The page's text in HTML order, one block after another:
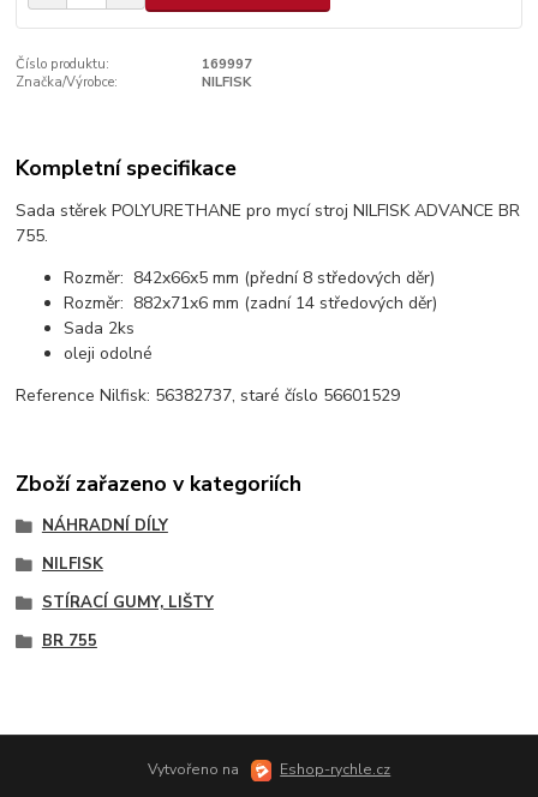
Číslo produktu:
169997
Značka/Výrobce:
NILFISK
Kompletní specifikace
Sada stěrek POLYURETHANE pro mycí stroj NILFISK ADVANCE BR
755.
Rozměr: 842x66x5 mm (přední 8 středových děr)
Rozměr: 882x71x6 mm (zadní 14 středových děr)
Sada 2ks
oleji odolné
Reference Nilfisk: 56382737, staré číslo 56601529
Zboží zařazeno v kategoriích
NÁHRADNÍ DÍLY
NILFISK
STÍRACÍ GUMY, LIŠTY
BR 755
Vytvořeno na Eshop-rychle.cz